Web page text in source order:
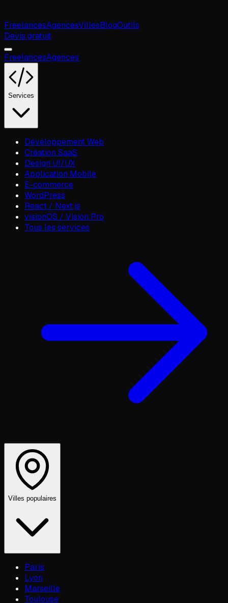
FreelancesAgencesVillesBlogOutils
Devis gratuit
FreelancesAgences
Services
Développement Web
Création SaaS
Design UI/UX
Application Mobile
E-commerce
WordPress
React / Next.js
visionOS / Vision Pro
Tous les services
Villes populaires
Paris
Lyon
Marseille
Toulouse